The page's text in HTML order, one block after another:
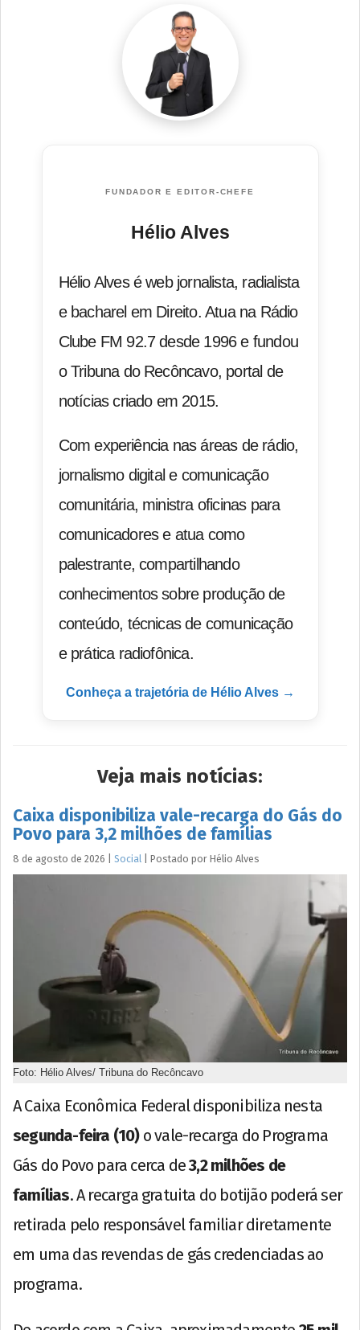
FUNDADOR E EDITOR-CHEFE
Hélio Alves
Hélio Alves é web jornalista, radialista
e bacharel em Direito. Atua na Rádio
Clube FM 92.7 desde 1996 e fundou
o Tribuna do Recôncavo, portal de
notícias criado em 2015.
Com experiência nas áreas de rádio,
jornalismo digital e comunicação
comunitária, ministra oficinas para
comunicadores e atua como
palestrante, compartilhando
conhecimentos sobre produção de
conteúdo, técnicas de comunicação
e prática radiofônica.
Conheça a trajetória de Hélio Alves →
Veja mais notícias:
Caixa disponibiliza vale-recarga do Gás do
Povo para 3,2 milhões de famílias
8 de agosto de 2026 Social Postado por Hélio Alves
Foto: Hélio Alves/ Tribuna do Recôncavo
A Caixa Econômica Federal disponibiliza nesta
segunda-feira (10)o vale-recarga do Programa
Gás do Povo para cerca de3,2 milhões de
famílias. A recarga gratuita do botijão poderá ser
retirada pelo responsável familiar diretamente
em uma das revendas de gás credenciadas ao
programa.